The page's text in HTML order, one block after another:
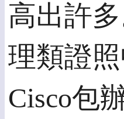
高出許
理類證
Cisco包